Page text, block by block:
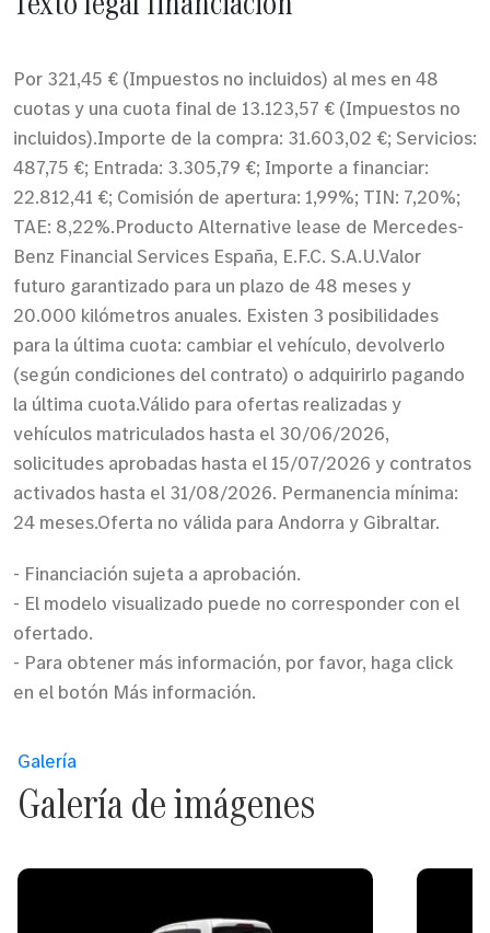
Por 321,45 € (Impuestos no incluidos) al mes en 48
cuotas y una cuota final de 13.123,57 € (Impuestos no
incluidos).Importe de la compra: 31.603,02 €; Servicios:
487,75 €; Entrada: 3.305,79 €; Importe a financiar:
22.812,41 €; Comisión de apertura: 1,99%; TIN: 7,20%;
TAE: 8,22%.Producto Alternative lease de Mercedes-
Benz Financial Services España, E.F.C. S.A.U.Valor
futuro garantizado para un plazo de 48 meses y
20.000 kilómetros anuales. Existen 3 posibilidades
para la última cuota: cambiar el vehículo, devolverlo
(según condiciones del contrato) o adquirirlo pagando
la última cuota.Válido para ofertas realizadas y
vehículos matriculados hasta el 30/06/2026,
solicitudes aprobadas hasta el 15/07/2026 y contratos
activados hasta el 31/08/2026. Permanencia mínima:
24 meses.Oferta no válida para Andorra y Gibraltar.
- Financiación sujeta a aprobación.
- El modelo visualizado puede no corresponder con el
ofertado.
- Para obtener más información, por favor, haga click
en el botón Más información.
Galería
Galería de imágenes